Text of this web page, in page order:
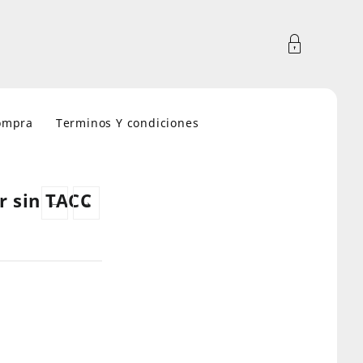
Terminos Y condiciones
← →
TACC